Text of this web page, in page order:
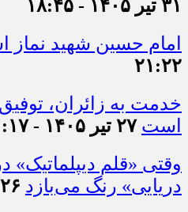
۳۱ تیر ۱۴۰۵ - ۱۸:۴۵
امام حسین شهید
۲۱:۲۲
خدمت به زائران،
است ۲۷ تیر ۱۴۰۵ - ۲۰:۱۷
وقتی «قلم دیپلماتیک»
دریایی» رنگ می‌بازد ۲۶ تیر ۱۴۰۵ - ۱۹:۵۰